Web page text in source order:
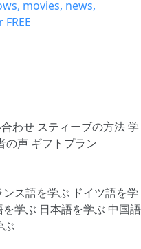
わせ スティーブの方法学
の声 ギフトプラン
ンス語を学ぶ ドイツ語を学
学ぶ 日本語を学ぶ 中国語
ぶ